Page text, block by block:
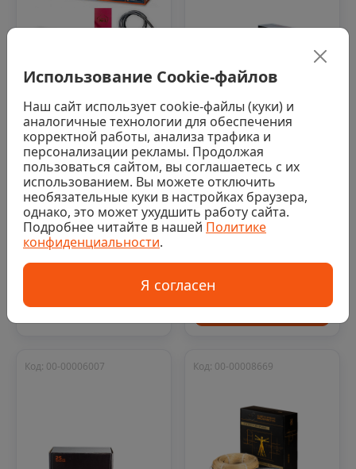
В наличии 7 шт
0
Нагревательный мат
"Теплый пол №1"
ТСП-320-2,0
4 205 ₽/шт
Купить
В наличии 8 шт
0
Нагревательный мат
Фаренгейт LTL-C 375
Купить
Код: 00-00006007 Код: 00-00008669
Использование Cookie-файлов
Наш сайт использует cookie-файлы (куки) и
аналогичные технологии для обеспечения
корректной работы, анализа трафика и
персонализации рекламы. Продолжая
пользоваться сайтом, вы соглашаетесь с их
использованием. Вы можете отключить
необязательные куки в настройках браузера,
однако, это может ухудшить работу сайта.
Подробнее читайте в нашей Политике
конфиденциальности.
Я согласен